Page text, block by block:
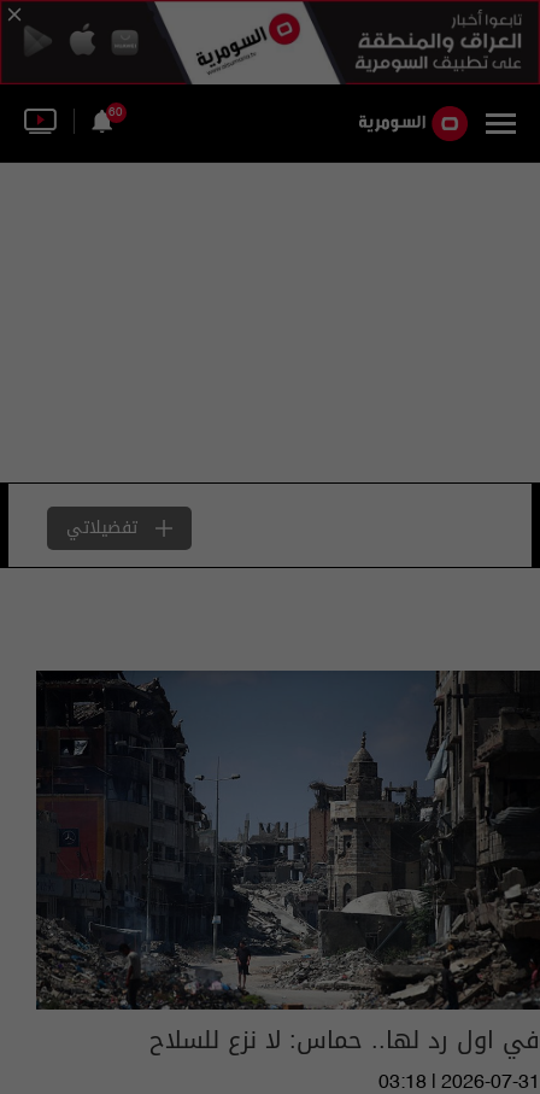
60
تفضيلاتي
في اول رد لها.. حماس: لا نزع للسلاح
03:18 | 2026-07-31